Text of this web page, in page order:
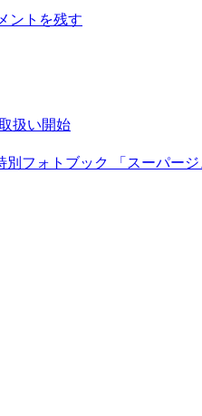
ントを残す
扱い開始
別フォトブック 「スーパ